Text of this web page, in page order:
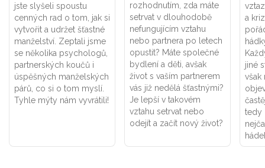
jste slyšeli spoustu
cenných rad o tom, jak si
vytvořit a udržet šťastné
manželství. Zeptali jsme
se několika psychologů,
partnerských koučů i
úspěšných manželských
párů, co si o tom myslí.
Tyhle mýty nám vyvrátili!
rozhodnutím, zda máte
setrvat v dlouhodobě
nefungujícím vztahu
nebo partnera po letech
opustit? Máte společné
bydlení a děti, avšak
život s vaším partnerem
vás již nedělá šťastnými?
Je lepší v takovém
vztahu setrvat nebo
odejít a začít nový život?
a
jiné
však
tedy